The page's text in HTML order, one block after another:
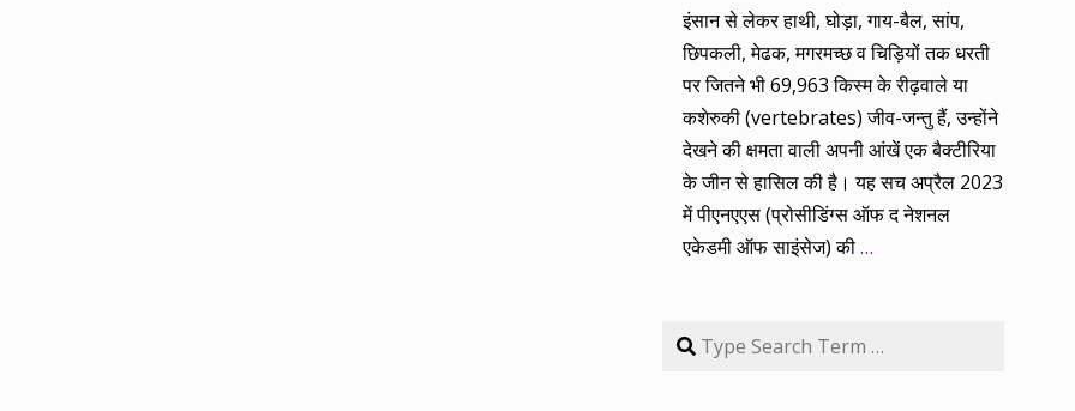
इंसान से लेकर हाथी, घोड़ा, गाय-बैल, सांप,
छिपकली, मेढक, मगरमच्छ व चिड़ियों तक धरती
पर जितने भी 69,963 किस्म के रीढ़वाले या
कशेरुकी (vertebrates) जीव-जन्तु हैं, उन्होंने
देखने की क्षमता वाली अपनी आंखें एक बैक्टीरिया
के जीन से हासिल की है। यह सच अप्रैल 2023
में पीएनएएस (प्रोसीडिंग्स ऑफ द नेशनल
एकेडमी ऑफ साइंसेज) की…
Search